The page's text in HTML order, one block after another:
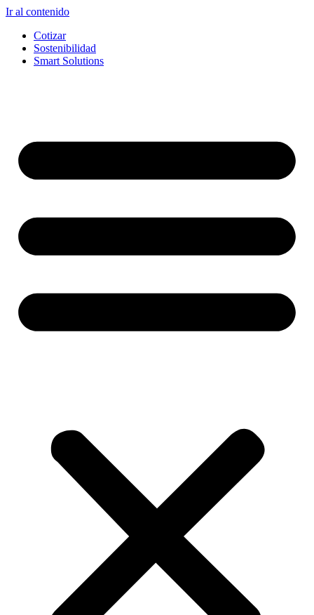
Ir al contenido
Cotizar
Sostenibilidad
Smart Solutions